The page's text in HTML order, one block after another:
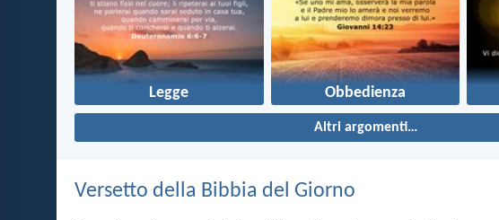
Legge Obbedienza
Altri argomenti…
Versetto della Bibbia del Giorno